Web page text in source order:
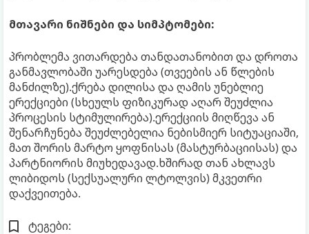
მთავარი ნიშნები და სიმპტომები:
პრობლემა ვითარდება თანდათანობით და დროთა
განმავლობაში უარესდება (თვეების ან წლების
მანძილზე).ქრება დილისა და ღამის უნებლიე
ერექციები (სხეულს ფიზიკურად აღარ შეუძლია
პროცესის სტიმულირება).ერექციის მიღწევა ან
შენარჩუნება შეუძლებელია ნებისმიერ სიტუაციაში,
მათ შორის მარტო ყოფნისას (მასტურბაციისას) და
პარტნიორის მიუხედავად.ხშირად თან ახლავს
ლიბიდოს (სექსუალური ლტოლვის) მკვეთრი
დაქვეითება.
ტეგები: